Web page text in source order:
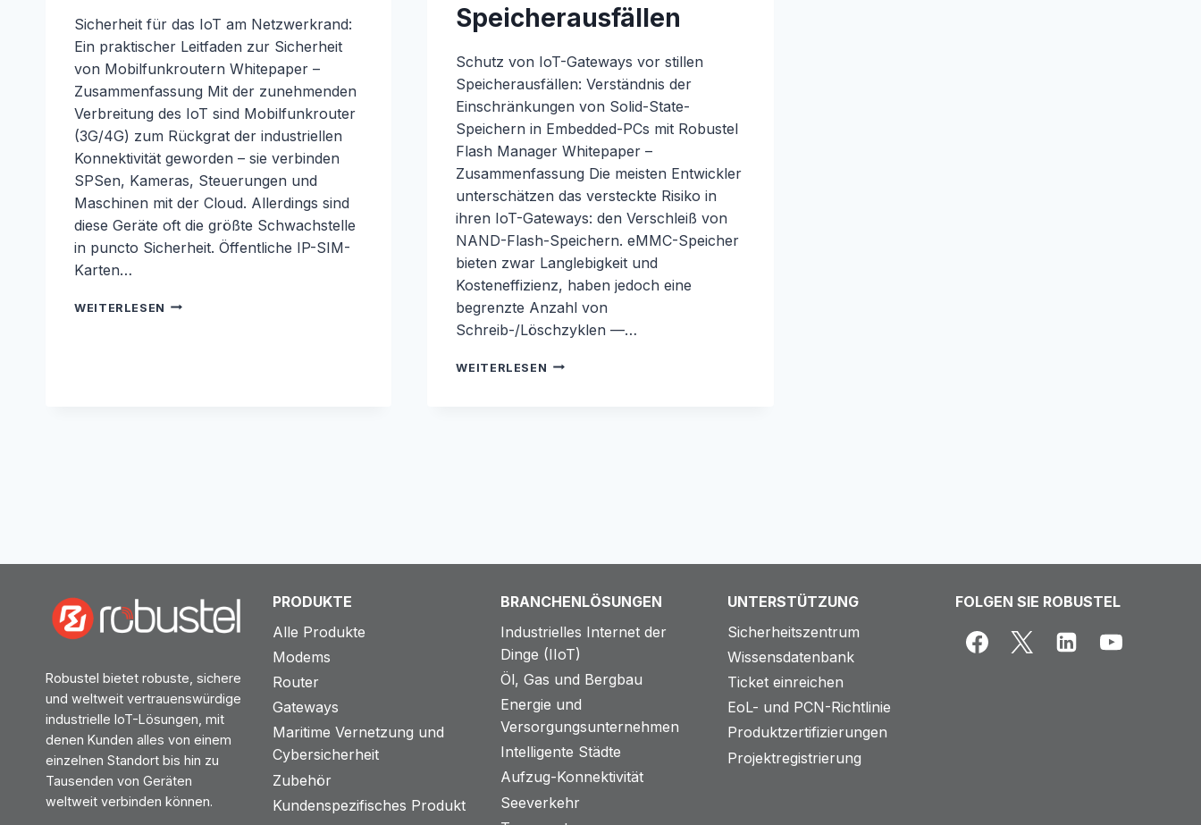
Sicherheit für das IoT am Netzwerkrand:
Ein praktischer Leitfaden zur Sicherheit
von Mobilfunkroutern Whitepaper –
Zusammenfassung Mit der zunehmenden
Verbreitung des IoT sind Mobilfunkrouter
(3G/4G) zum Rückgrat der industriellen
Konnektivität geworden – sie verbinden
SPSen, Kameras, Steuerungen und
Maschinen mit der Cloud. Allerdings sind
diese Geräte oft die größte Schwachstelle
in puncto Sicherheit. Öffentliche IP-SIM-
Karten…
WEITERLESEN IOT-
Speicherausfällen
Schutz von IoT-Gateways vor stillen
Speicherausfällen: Verständnis der
Einschränkungen von Solid-State-
Speichern in Embedded-PCs mit Robustel
Flash Manager Whitepaper –
Zusammenfassung Die meisten Entwickler
unterschätzen das versteckte Risiko in
ihren IoT-Gateways: den Verschleiß von
NAND-Flash-Speichern. eMMC-Speicher
bieten zwar Langlebigkeit und
Kosteneffizienz, haben jedoch eine
begrenzte Anzahl von
Schreib-/Löschzyklen —…
WEITERLESEN FLASH
Robustel bietet robuste, sichere
und weltweit vertrauenswürdige
industrielle IoT-Lösungen, mit
denen Kunden alles von einem
einzelnen Standort bis hin zu
Tausenden von Geräten
weltweit verbinden können.
PRODUKTE
Alle Produkte
Modems
Router
Gateways
Maritime Vernetzung und
Cybersicherheit
Zubehör
Kundenspezifisches Produkt
BRANCHENLÖSUNGEN
Industrielles Internet der
Dinge (IIoT)
Öl, Gas und Bergbau
Energie und
Versorgungsunternehmen
Intelligente Städte
Aufzug-Konnektivität
Seeverkehr
UNTERSTÜTZUNG
Sicherheitszentrum
Wissensdatenbank
Ticket einreichen
EoL- und PCN-Richtlinie
Produktzertifizierungen
Projektregistrierung
FOLGEN SIE ROBUSTEL